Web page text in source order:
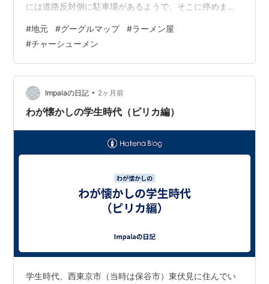
には道路反対側に駐車場があるようで、そこに停めまし
こにありました。 昔はこちら側でやっていたのかな？ 周
辺はこんな家ばかりで、昭和にタイムスリップしたみた
いでした。 13時ちょっと前でしたが、この日は暑かった
ため、先客はいませんでした。 口コミでは、もっとメニ
ューがありましたが．． 高齢のおばあちゃんが、ワンオ
ペでやっていました。 …
#地元 #グーグルマップ #ラーメン屋
#チャーシューメン
Impalaの日記 • 2ヶ月前
わが懐かしの学生時代（ピリカ編）
学生時代、西東京市（当時は保谷市）東伏見に住んでい